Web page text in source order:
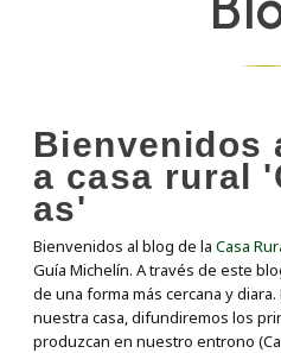
Bienvenidos
a casa rural '
as'
Bienvenidos al blog de la Casa
Guía Michelín. A través de este
de una forma más cercana y
nuestra casa, difundiremos los
produzcan en nuestro entrono